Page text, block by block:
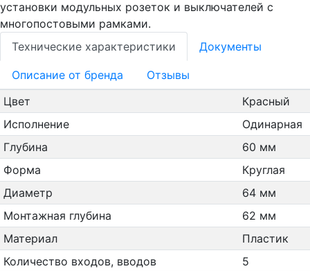
установки модульных розеток и выключателей с
многопостовыми рамками.
Технические характеристики
Документы
Oписание от бренда
Отзывы
Цвет
Красный
Исполнение
Одинарная
Глубина
60 мм
Форма
Круглая
Диаметр
64 мм
Монтажная глубина
62 мм
Материал
Пластик
Количество входов, вводов
5